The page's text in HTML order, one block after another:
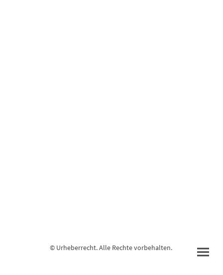
© Urheberrecht. Alle Rechte vorbehalten.